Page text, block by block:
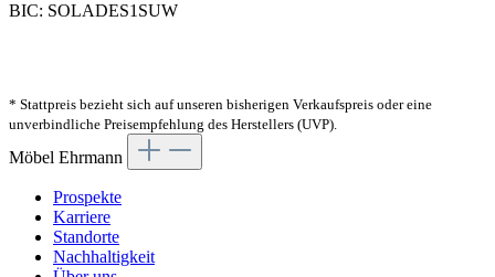
BIC: SOLADES1SUW
* Stattpreis bezieht sich auf unseren bisherigen Verkaufspreis oder eine
unverbindliche Preisempfehlung des Herstellers (UVP).
Möbel Ehrmann
Prospekte
Karriere
Standorte
Nachhaltigkeit